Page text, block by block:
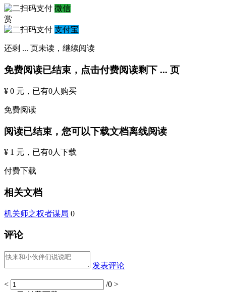
微信
赏
支付宝
还剩 ... 页未读， 继续阅读
免费阅读已结束，点击付费阅读剩下 ... 页
¥ 0 元 ，已有0人购买
免费阅读
阅读已结束，您可以下载文档离线阅读
¥ 1 元 ，已有0人下载
付费下载
相关文档
机关师之权者谋局 0
评论
发表评论
< /0 >